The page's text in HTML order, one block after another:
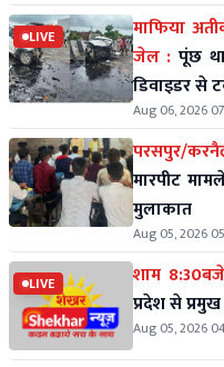
LIVE
माफिया
जेल : पूंछ
डिवाइडर से
Aug 06, 2026
मारपीट
मुलाकात
Aug 05, 2026
LIVE शाम
प्रदेश से
Aug 05, 2026